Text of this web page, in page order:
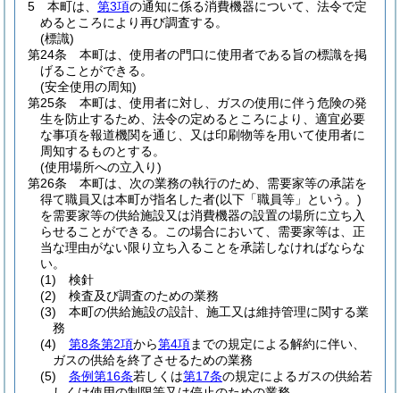
5
本町は、 第3項の通知に係る消費機器について、法令で定
めるところにより再び調査する。
(標識)
第24条
本町は、使用者の門口に使用者である旨の標識を掲
げることができる。
(安全使用の周知)
第25条
本町は、使用者に対し、ガスの使用に伴う危険の発
生を防止するため、法令の定めるところにより、適宜必要
な事項を報道機関を通じ、又は印刷物等を用いて使用者に
周知するものとする。
(使用場所への立入り)
第26条
本町は、次の業務の執行のため、需要家等の承諾を
得て職員又は本町が指名した者(以下「職員等」という。)
を需要家等の供給施設又は消費機器の設置の場所に立ち入
らせることができる。
この場合において、需要家等は、正
当な理由がない限り立ち入ることを承諾しなければならな
い。
(1)
検針
(2)
検査及び調査のための業務
(3)
本町の供給施設の設計、施工又は維持管理に関する業
務
(4)
第8条第2項から第4項までの規定による解約に伴い、
ガスの供給を終了させるための業務
(5)
条例第16条若しくは第17条の規定によるガスの供給若